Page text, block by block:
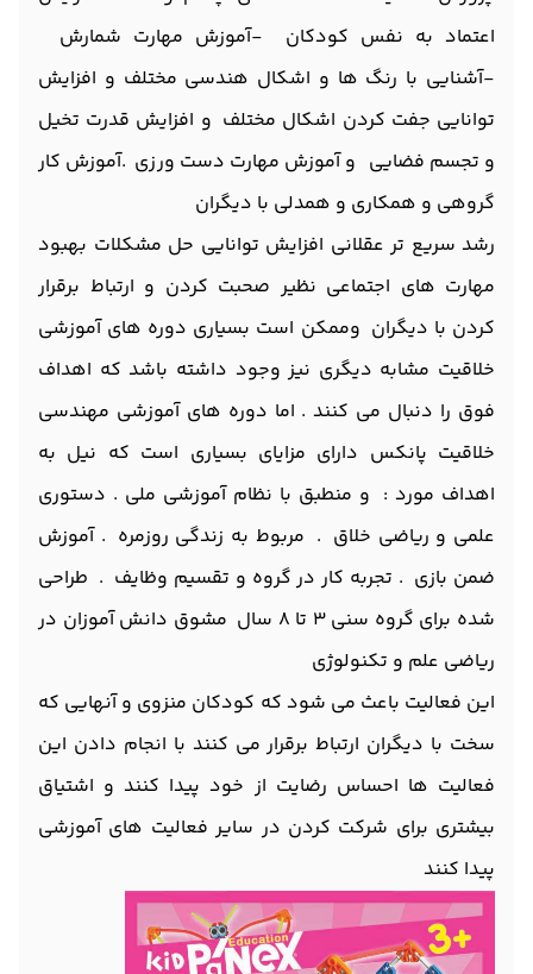
اعتماد به نفس کودکان -آموزش مهارت شمارش
-آشنایی با رنگ ها و اشکال هندسی مختلف و افزایش
توانایی جفت کردن اشکال مختلف و افزایش قدرت تخیل
و تجسم فضایی و آموزش مهارت دست ورزی .آموزش کار
گروهی و همکاری و همدلی با دیگران
رشد سریع تر عقلانی افزایش توانایی حل مشکلات بهبود
مهارت های اجتماعی نظیر صحبت کردن و ارتباط برقرار
کردن با دیگران وممکن است بسیاری دوره های آموزشی
خلاقیت مشابه دیگری نیز وجود داشته باشد که اهداف
فوق را دنبال می کنند . اما دوره های آموزشی مهندسی
خلاقیت پانکس دارای مزایای بسیاری است که نیل به
اهداف مورد : و منطبق با نظام آموزشی ملی . دستوری
علمی و ریاضی خلاق . مربوط به زندگی روزمره . آموزش
ضمن بازی . تجربه کار در گروه و تقسیم وظایف . طراحی
شده برای گروه سنی 3 تا 8 سال مشوق دانش آموزان در
ریاضی علم و تکنولوژی
این فعالیت باعث می شود که کودکان منزوی و آنهایی که
سخت با دیگران ارتباط برقرار می کنند با انجام دادن این
فعالیت ها احساس رضایت از خود پیدا کنند و اشتیاق
بیشتری برای شرکت کردن در سایر فعالیت های آموزشی
پیدا کنند